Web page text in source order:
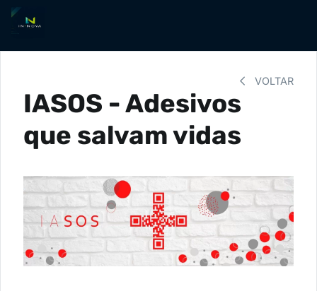
VOLTAR
IASOS - Adesivos
que salvam vidas